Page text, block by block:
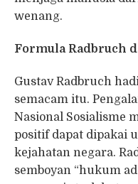
wenang.
Formula Radbruch
Gustav Radbruch
semacam itu.
Nasional Sosialisme
positif dapat dipakai
kejahatan negara.
semboyan “hukum